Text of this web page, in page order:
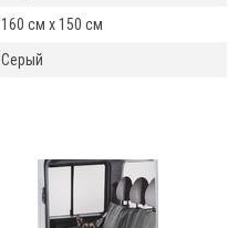
160 см х 150 см
Серый